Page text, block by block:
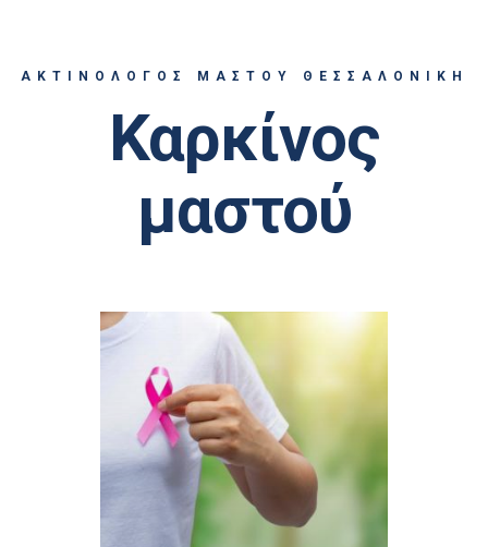
ΑΚΤΙΝΟΛΟΓΟΣ ΜΑΣΤΟΥ ΘΕΣΣΑΛΟΝΙΚΗ
Καρκίνος
μαστού